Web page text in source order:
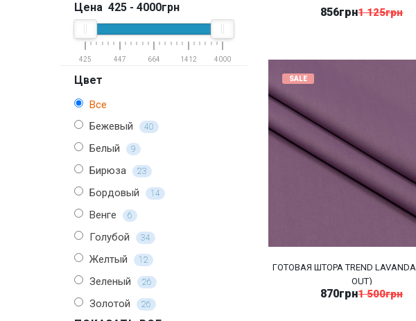
Цена 425 - 4000грн
425 447 664 1412 4000
Цвет
Все
Бежевый
40
Белый 9
Бирюза 23
Бордовый 14
Венге 6
Голубой 34
Желтый 12
Зеленый 26
Золотой 26
856грн1 125грн
SALE
ГОТОВАЯ ШТОРА TREND LAVANDA
OUT)
870грн1 500грн